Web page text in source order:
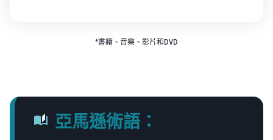
*書籍、音樂、影片和DVD
亞馬遜術語：